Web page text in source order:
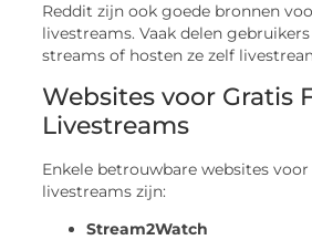
Reddit zijn ook goede bronnen
livestreams. Vaak delen
streams of hosten ze zelf
Websites voor Gratis
Livestreams
Enkele betrouwbare websites
livestreams zijn:
Stream2Watch